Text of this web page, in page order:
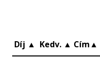
Díj ▲ Kedv. ▲ Cím▲